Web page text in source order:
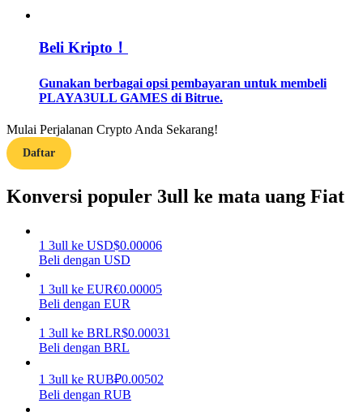
Dapatkan imbalan kompetitif setiap hari
Beli Kripto！
Gunakan berbagai opsi pembayaran untuk membeli
PLAYA3ULL GAMES di Bitrue.
Mulai Perjalanan Crypto Anda Sekarang!
Daftar
Konversi populer 3ull ke mata uang Fiat
1 3ull ke USD$0.00006
Beli dengan USD
1 3ull ke EUR€0.00005
Beli dengan EUR
1 3ull ke BRLR$0.00031
Beli dengan BRL
1 3ull ke RUB₽0.00502
Beli dengan RUB